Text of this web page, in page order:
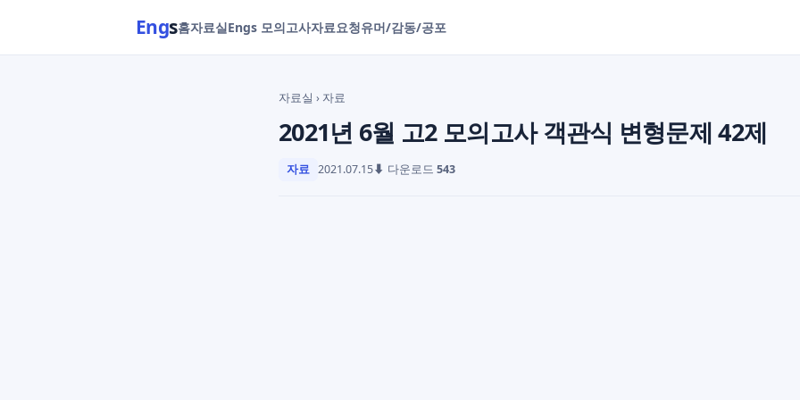
Engs홈자료실Engs 모의고사자료요청유머/감동/공포
자료실 › 자료
2021년 6월 고2 모의고사 객관식 변형문제 42제
자료 2021.07.15⬇ 다운로드 543